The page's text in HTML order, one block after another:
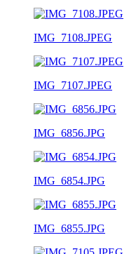
IMG_7108.JPEG
IMG_7107.JPEG
IMG_6856.JPG
IMG_6854.JPG
IMG_6855.JPG